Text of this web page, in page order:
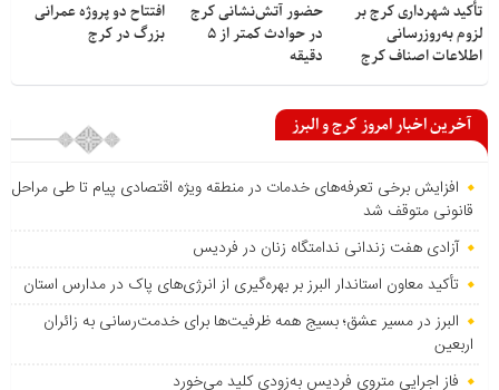
تأکید شهرداری کرج بر
لزوم به‌روزرسانی
اطلاعات اصناف کرج
حضور آتش‌نشانی کرج
در حوادث کمتر از ۵
دقیقه
افتتاح دو پروژه عمرانی
بزرگ در کرج
آخرین اخبار امروز کرج و البرز
افزایش برخی تعرفه‌های خدمات در منطقه ویژه اقتصادی پیام تا طی مراحل
قانونی متوقف شد
آزادی هفت زندانی ندامتگاه زنان در فردیس
تأکید معاون استاندار البرز بر بهره‌گیری از انرژی‌های پاک در مدارس استان
البرز در مسیر عشق؛ بسیج همه ظرفیت‌ها برای خدمت‌رسانی به زائران
اربعین
فاز اجرایی متروی فردیس به‌زودی کلید می‌خورد